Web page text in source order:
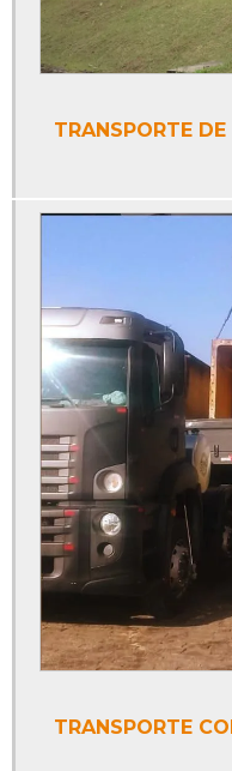
TRANSPORTE
TRANSPORTE